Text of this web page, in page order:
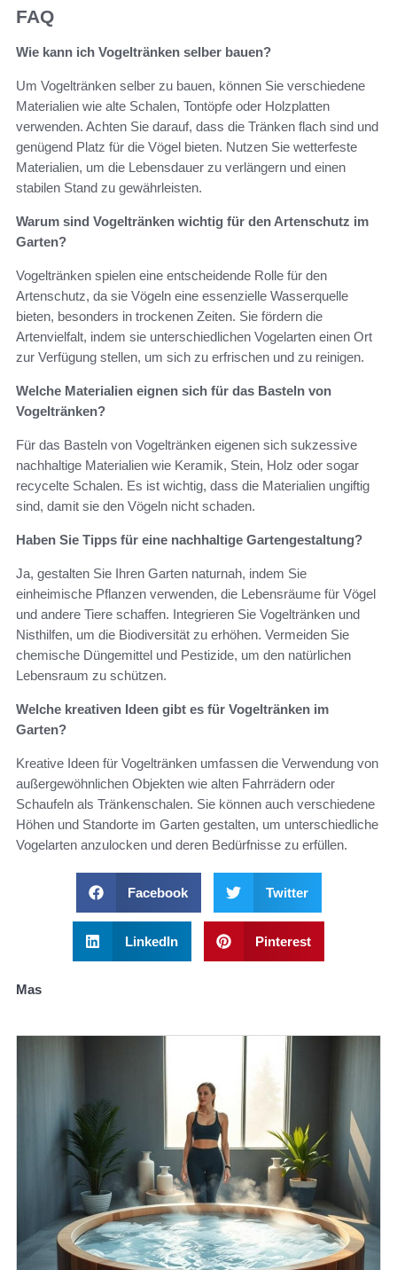
FAQ
Wie kann ich Vogeltränken selber bauen?
Um Vogeltränken selber zu bauen, können Sie verschiedene
Materialien wie alte Schalen, Tontöpfe oder Holzplatten
verwenden. Achten Sie darauf, dass die Tränken flach sind und
genügend Platz für die Vögel bieten. Nutzen Sie wetterfeste
Materialien, um die Lebensdauer zu verlängern und einen
stabilen Stand zu gewährleisten.
Warum sind Vogeltränken wichtig für den Artenschutz im
Garten?
Vogeltränken spielen eine entscheidende Rolle für den
Artenschutz, da sie Vögeln eine essenzielle Wasserquelle
bieten, besonders in trockenen Zeiten. Sie fördern die
Artenvielfalt, indem sie unterschiedlichen Vogelarten einen Ort
zur Verfügung stellen, um sich zu erfrischen und zu reinigen.
Welche Materialien eignen sich für das Basteln von
Vogeltränken?
Für das Basteln von Vogeltränken eigenen sich sukzessive
nachhaltige Materialien wie Keramik, Stein, Holz oder sogar
recycelte Schalen. Es ist wichtig, dass die Materialien ungiftig
sind, damit sie den Vögeln nicht schaden.
Haben Sie Tipps für eine nachhaltige Gartengestaltung?
Ja, gestalten Sie Ihren Garten naturnah, indem Sie
einheimische Pflanzen verwenden, die Lebensräume für Vögel
und andere Tiere schaffen. Integrieren Sie Vogeltränken und
Nisthilfen, um die Biodiversität zu erhöhen. Vermeiden Sie
chemische Düngemittel und Pestizide, um den natürlichen
Lebensraum zu schützen.
Welche kreativen Ideen gibt es für Vogeltränken im
Garten?
Kreative Ideen für Vogeltränken umfassen die Verwendung von
außergewöhnlichen Objekten wie alten Fahrrädern oder
Schaufeln als Tränkenschalen. Sie können auch verschiedene
Höhen und Standorte im Garten gestalten, um unterschiedliche
Vogelarten anzulocken und deren Bedürfnisse zu erfüllen.
Facebook Twitter
LinkedIn Pinterest
Mas